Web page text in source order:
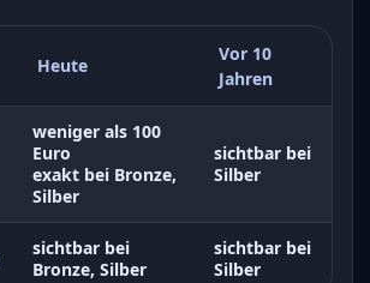
Heute
Vor 10
Jahren
weniger als 100
Euro
exakt bei Bronze,
Silber
sichtbar bei
Silber
sichtbar bei
Bronze, Silber
sichtbar bei
Silber